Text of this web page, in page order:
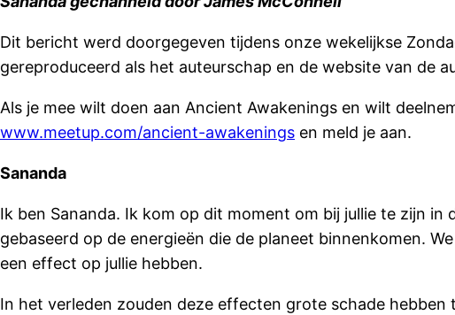
Dit bericht werd doorgegeven tijdens onze wekelijkse
gereproduceerd als het auteurschap en de website van de
Als je mee wilt doen aan Ancient Awakenings en wilt
www.meetup.com/ancient-awakenings en meld je aan.
Sananda
Ik ben Sananda. Ik kom op dit moment om bij jullie te zijn
gebaseerd op de energieën die de planeet binnenkomen.
een effect op jullie hebben.
In het verleden zouden deze effecten grote schade